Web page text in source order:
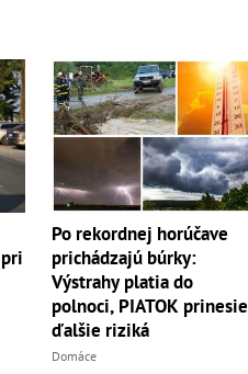
Po rekordnej horúčave
prichádzajú búrky:
Výstrahy platia do
polnoci, PIATOK prinesie
ďalšie riziká
Domáce